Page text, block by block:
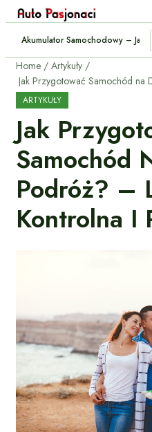
Akumulator Samochodowy – Jak
Home
Artykuły
ARTYKUŁY
Jak
Samochód
Podróż? –
Kontrolna I